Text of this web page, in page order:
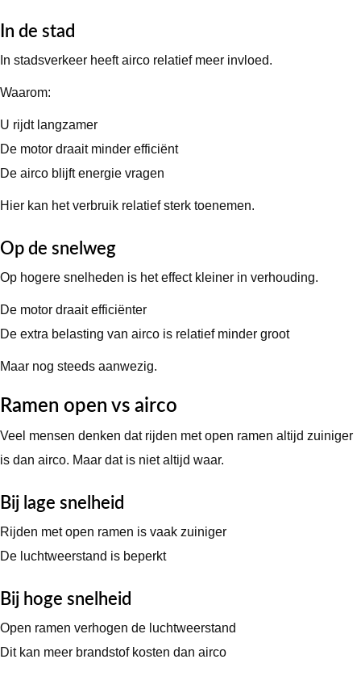
In de stad
In stadsverkeer heeft airco relatief meer invloed.
Waarom:
U rijdt langzamer
De motor draait minder efficiënt
De airco blijft energie vragen
Hier kan het verbruik relatief sterk toenemen.
Op de snelweg
Op hogere snelheden is het effect kleiner in verhouding.
De motor draait efficiënter
De extra belasting van airco is relatief minder groot
Maar nog steeds aanwezig.
Ramen open vs airco
Veel mensen denken dat rijden met open ramen altijd zuiniger
is dan airco. Maar dat is niet altijd waar.
Bij lage snelheid
Rijden met open ramen is vaak zuiniger
De luchtweerstand is beperkt
Bij hoge snelheid
Open ramen verhogen de luchtweerstand
Dit kan meer brandstof kosten dan airco